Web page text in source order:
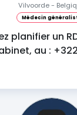
Vilvoorde -
Médecin
planifier un
au :